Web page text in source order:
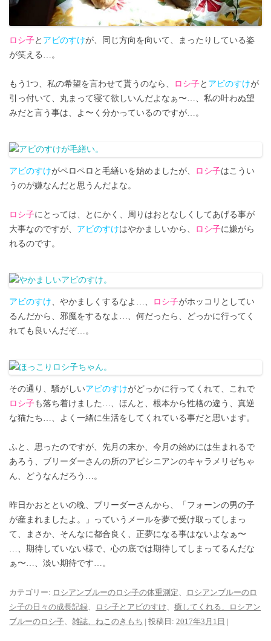
ロシ子と アビのすけが、同じ方向を向いて、まったりしている姿
が笑える…。
もう1つ、私の希望を言わせて貰うのなら、 ロシ子と アビのすけが
引っ付いて、丸まって寝て欲しいんだよなぁ〜…、私の叶わぬ望
みだと言う事は、よ〜く分かっているのですが…。
アビのすけがペロペロと毛繕いを始めましたが、 ロシ子はこうい
うのが嫌なんだと思うんだよな。
ロシ子にとっては、とにかく、周りはおとなしくしてあげる事が
大事なのですが、 アビのすけはやかましいから、 ロシ子に嫌がら
れるのです。
アビのすけ 、やかましくするなよ…、 ロシ子がホッコリとしてい
るんだから、邪魔をするなよ…、何だったら、どっかに行ってく
れても良いんだぞ…。
その通り、騒がしいアビのすけがどっかに行ってくれて、これで
ロシ子も落ち着けました…、ほんと、根本から性格の違う、真逆
な猫たち…、よく一緒に生活をしてくれている事だと思います。
ふと、思ったのですが、先月の末か、今月の始めには生まれるで
あろう、ブリーダーさんの所のアビシニアンのキャラメリゼちゃ
ん、どうなんだろう…。
昨日かおとといの晩、ブリーダーさんから、「フォーンの男の子
が産まれましたよ。」っていうメールを夢で受け取ってしまっ
て、まさか、そんなに都合良く、正夢になる事はないよなぁ〜
…、期待していない様で、心の底では期待してしまってるんだな
ぁ〜…、淡い期待です…。
カテゴリー: ロシアンブルーのロシ子の体重測定
ロシアンブルーのロ
シ子の日々の成長記録
ロシ子とアビのすけ
癒してくれる、ロシアン
ブルーのロシ子
雑誌、ねこのきもち | 投稿日: 2017年3月1日 |